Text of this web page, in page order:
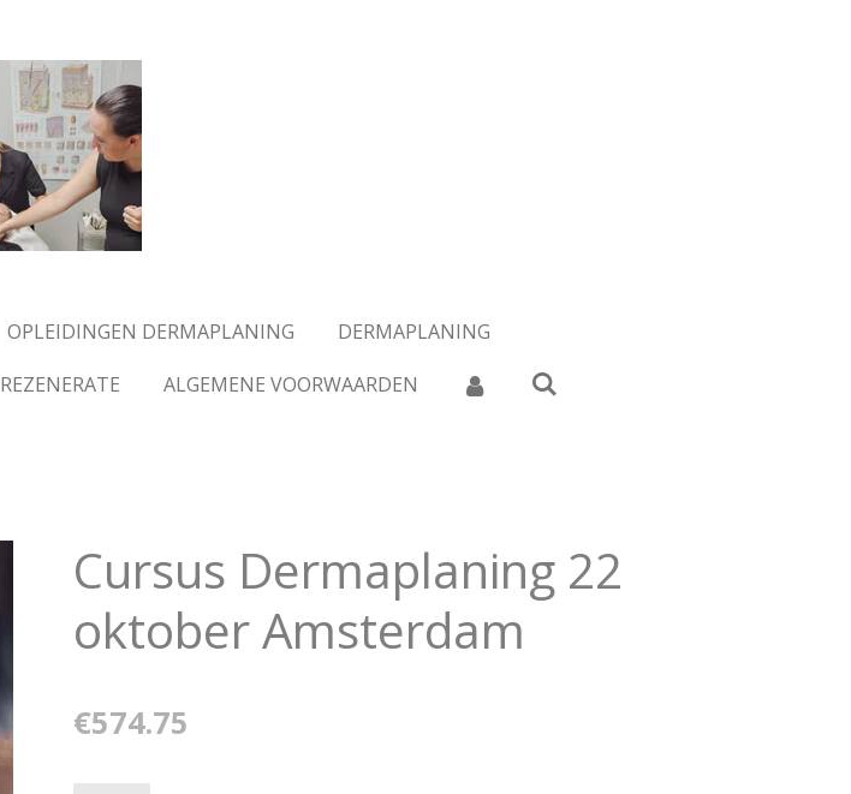
OPLEIDINGEN DERMAPLANING
DERMAPLANING
REZENERATE ALGEMENE VOORWAARDEN
Cursus Dermaplaning 22
oktober Amsterdam
€574.75